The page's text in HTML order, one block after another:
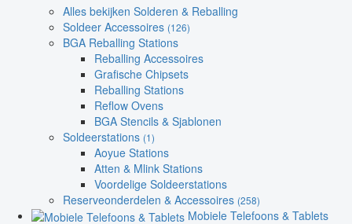
Alles bekijken Solderen & Reballing
Soldeer Accessoires (126)
BGA Reballing Stations
Reballing Accessoires
Grafische Chipsets
Reballing Stations
Reflow Ovens
BGA Stencils & Sjablonen
Soldeerstations (1)
Aoyue Stations
Atten & Mlink Stations
Voordelige Soldeerstations
Reserveonderdelen & Accessoires (258)
Mobiele Telefoons & Tablets